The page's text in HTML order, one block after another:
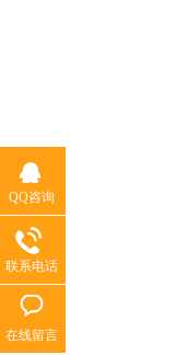
QQ咨询
联系电话
在线留言